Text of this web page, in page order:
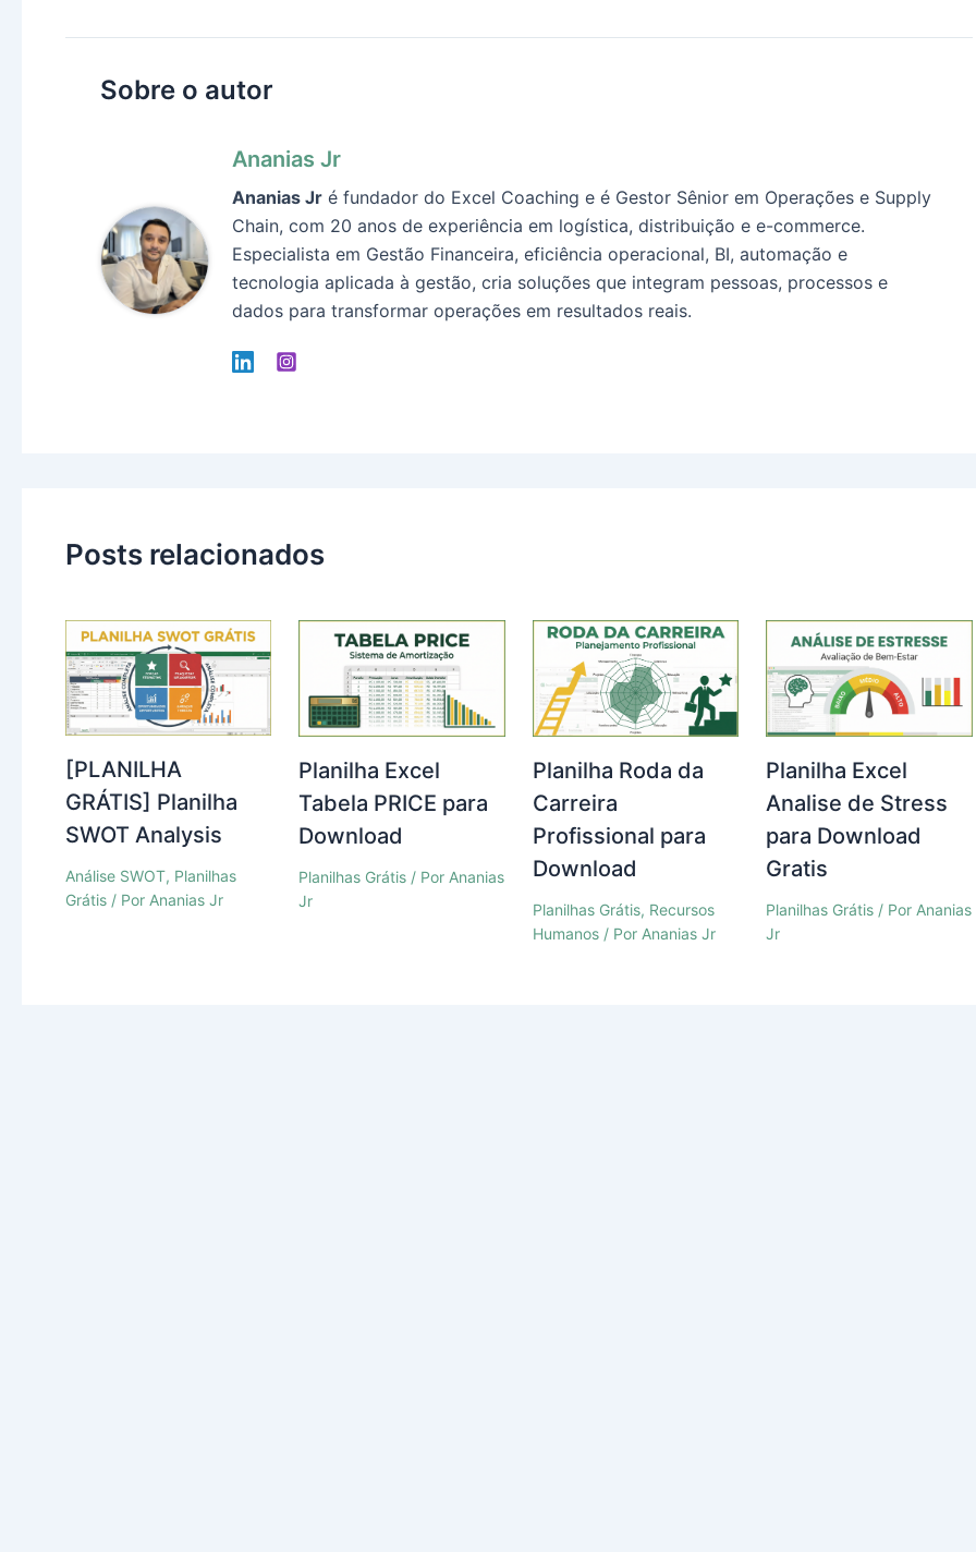
Sobre o autor
Ananias Jr
Ananias Jr é fundador do Excel Coaching e é Gestor Sênior em Operações e Supply
Chain, com 20 anos de experiência em logística, distribuição e e-commerce.
Especialista em Gestão Financeira, eficiência operacional, BI, automação e
tecnologia aplicada à gestão, cria soluções que integram pessoas, processos e
dados para transformar operações em resultados reais.
Posts relacionados
[PLANILHA
GRÁTIS] Planilha
SWOT Analysis
Análise SWOT, Planilhas
Grátis / Por Ananias Jr
Planilha Excel
Tabela PRICE para
Download
Planilhas Grátis / Por Ananias
Jr
Planilha Roda da
Carreira
Profissional para
Download
Planilhas Grátis, Recursos
Humanos/ Por Ananias Jr
Planilha Excel
Analise de Stress
para Download
Gratis
Planilhas Grátis / Por Ananias
Jr